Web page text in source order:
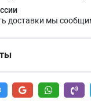
доставки мы